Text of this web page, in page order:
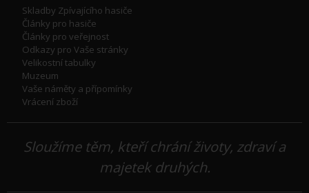
Skladby Zpívajícího hasiče
Články pro hasiče
Články pro veřejnost
Odkazy pro Vaše stránky
Velikostní tabulky
Muzeum
Vaše náměty a přípomínky
Vrácení zboží
Sloužíme těm, kteří chrání životy, zdraví a
majetek druhých.